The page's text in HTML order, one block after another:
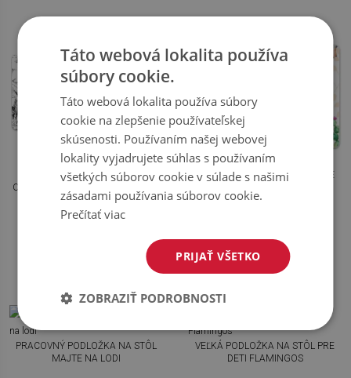
PRACOVNÁ PODLOŽKA S
OBRÁZKOM NAČRTNUTÉ MAČKY
VEĽKÁ PODLOŽKA NA STÔL PRE
KOUPIT
PRACOVNÝ PODLOŽKA NA STÔL
MAJTE NA LODI
VEĽKÁ PODLOŽKA NA STÔL PRE
DETI FLAMINGOS
Táto webová lokalita používa
súbory cookie.
Táto webová lokalita používa súbory
cookie na zlepšenie používateľskej
skúsenosti. Používaním našej webovej
lokality vyjadrujete súhlas s používaním
všetkých súborov cookie v súlade s našimi
zásadami používania súborov cookie.
Prečítať viac
PRIJAŤ VŠETKO
ZOBRAZIŤ PODROBNOSTI